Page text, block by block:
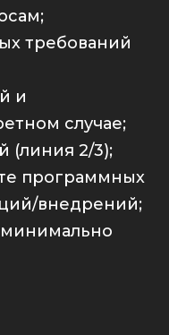
требований
и
случае;
(линия 2/3);
программных
внедрений;
минимально